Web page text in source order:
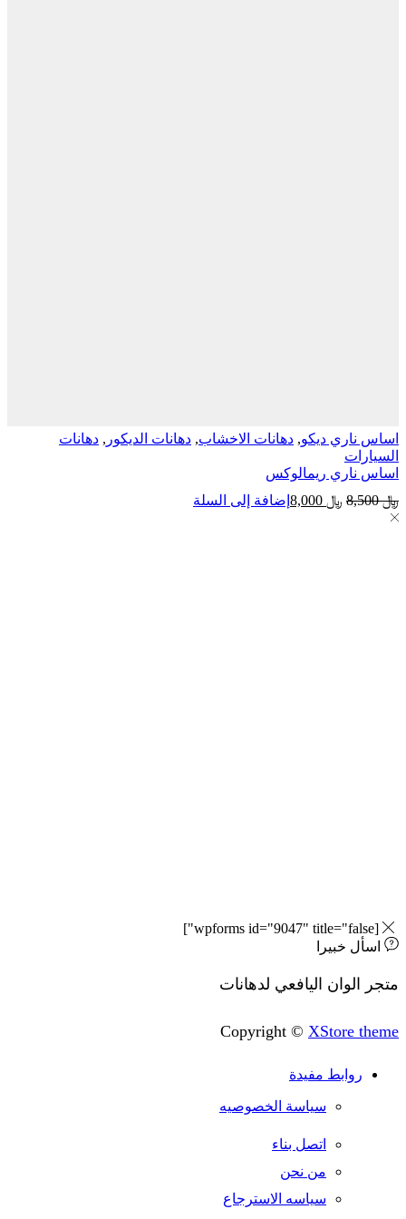
ديكو, دهانات الاخشاب ,دهانات الديكور, دهانات
ريمالوكس
السعر
الأصلي
﷼8,000
السعر
إضافة إلى السلة
خبيرا
اليافعي لدهانات
Copyright ©
مفيدة
سياسة الخصوصيه
اتصل بناء
من نحن
سياسه الاسترجاع